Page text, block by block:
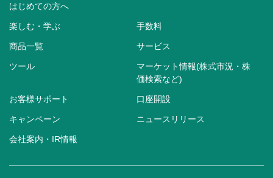
はじめての方へ
楽しむ・学ぶ 手数料
商品一覧 サービス
ツール
マーケット情報(株式市況・株
価検索など)
お客様サポート 口座開設
キャンペーン ニュースリリース
会社案内・IR情報